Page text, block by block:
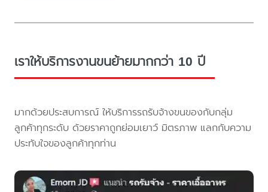
เราให้บริการงานขนย้ายมากกว่า 10 ปี
มากด้วยประสบการณ์ ให้บริการรถรับจ้างขนของกับกลุ่ม
ลูกค้าทุกระดับ ด้วยราคาถูกย่อมเยาว์ มิตรภาพ แลกกับความ
ประทับใจของลูกค้าทุกท่าน